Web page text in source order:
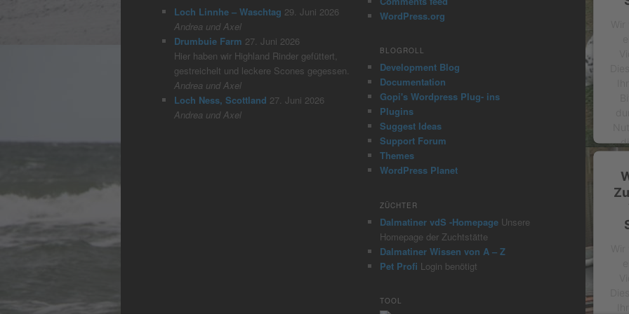
Loch Linnhe – Waschtag 29. Juni 2026
Andrea und Axel
Drumbuie Farm 27. Juni 2026
Hier haben wir Highland Rinder gefüttert,
gestreichelt und leckere Scones gegessen.
Andrea und Axel
Loch Ness, Scottland 27. Juni 2026
Andrea und Axel
WordPress.org
BLOGROLL
Development Blog
Documentation
Gopi's Wordpress Plug- ins
Plugins
Suggest Ideas
Support Forum
Themes
WordPress Planet
ZÜCHTER
Dalmatiner vdS -HomepageUnsere
Homepage der Zuchtstätte
Dalmatiner Wissen von A – Z
Pet Profi Login benötigt
TOOL